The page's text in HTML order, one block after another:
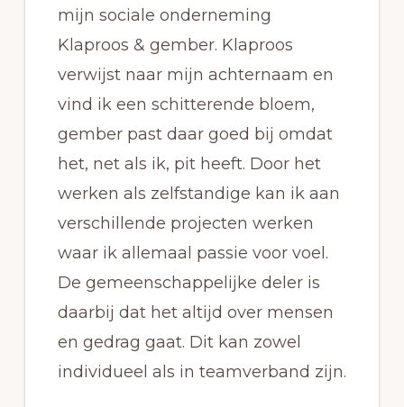
mijn sociale onderneming
Klaproos & gember. Klaproos
verwijst naar mijn achternaam en
vind ik een schitterende bloem,
gember past daar goed bij omdat
het, net als ik, pit heeft. Door het
werken als zelfstandige kan ik aan
verschillende projecten werken
waar ik allemaal passie voor voel.
De gemeenschappelijke deler is
daarbij dat het altijd over mensen
en gedrag gaat. Dit kan zowel
individueel als in teamverband zijn.